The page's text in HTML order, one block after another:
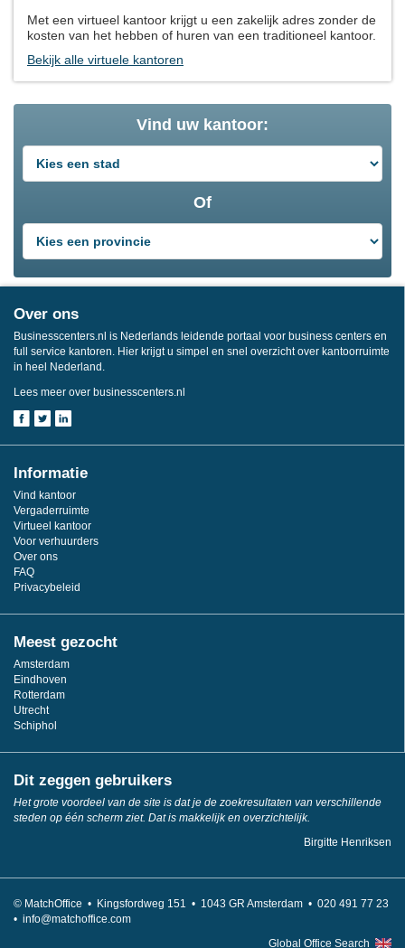
Met een virtueel kantoor krijgt u een zakelijk adres zonder de
kosten van het hebben of huren van een traditioneel kantoor.
Bekijk alle virtuele kantoren
Vind uw kantoor:
Of
Over ons
Businesscenters.nl is Nederlands leidende portaal voor business centers en
full service kantoren. Hier krijgt u simpel en snel overzicht over kantoorruimte
in heel Nederland.
Lees meer over businesscenters.nl
Informatie
Vind kantoor
Vergaderruimte
Virtueel kantoor
Voor verhuurders
Over ons
FAQ
Privacybeleid
Meest gezocht
Amsterdam
Eindhoven
Rotterdam
Utrecht
Schiphol
Dit zeggen gebruikers
Het grote voordeel van de site is dat je de zoekresultaten van verschillende
steden op één scherm ziet. Dat is makkelijk en overzichtelijk.
Birgitte Henriksen
© MatchOffice • Kingsfordweg 151 • 1043 GR Amsterdam • 020 491 77 23
• info@matchoffice.com
Global Office Search